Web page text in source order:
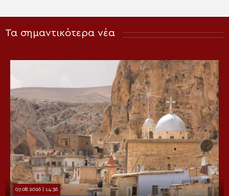
Τα σημαντικότερα νέα
07.08.2026 | 14:36